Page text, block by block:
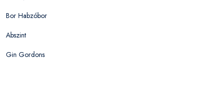
Bor Habzóbor
Abszint
Gin Gordons